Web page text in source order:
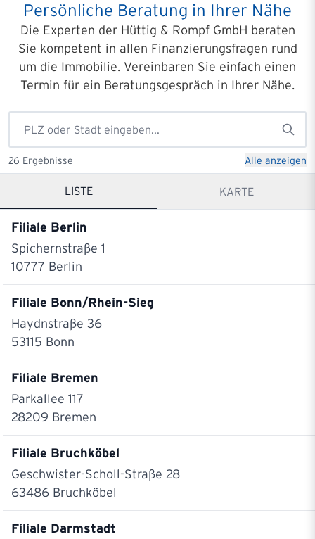
Persönliche Beratung in Ihrer Nähe
Die Experten der Hüttig & Rompf GmbH beraten
Sie kompetent in allen Finanzierungsfragen rund
um die Immobilie. Vereinbaren Sie einfach einen
Termin für ein Beratungsgespräch in Ihrer Nähe.
26 Ergebnisse Alle anzeigen
LISTE KARTE
Filiale Berlin
Spichernstraße 1
10777 Berlin
Filiale Bonn/Rhein-Sieg
Haydnstraße 36
53115 Bonn
Filiale Bremen
Parkallee 117
28209 Bremen
Filiale Bruchköbel
Geschwister-Scholl-Straße 28
63486 Bruchköbel
Filiale Darmstadt